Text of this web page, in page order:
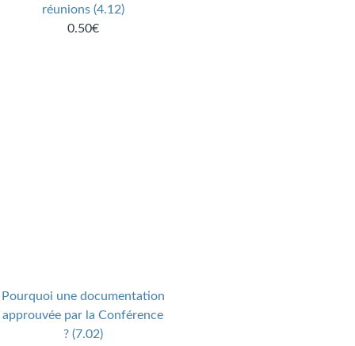
réunions (4.12)
0.50€
Pourquoi une documentation
approuvée par la Conférence
? (7.02)